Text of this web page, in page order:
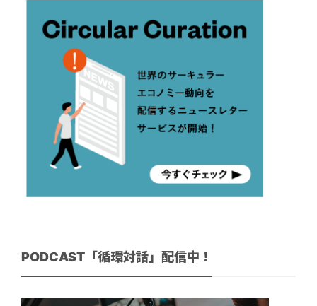
PODCAST「循環対話」配信中！